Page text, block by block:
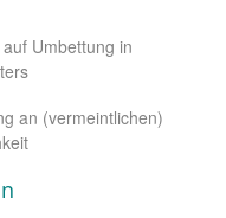
Umbettung in
an (vermeintlichen)